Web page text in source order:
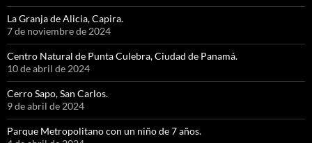
La Granja de Alicia, Capira.
7 de noviembre de 2024
Centro Natural de Punta Culebra, Ciudad de Panamá.
10 de abril de 2024
Cerro Sapo, San Carlos.
9 de abril de 2024
Parque Metropolitano con un niño de 7 años.